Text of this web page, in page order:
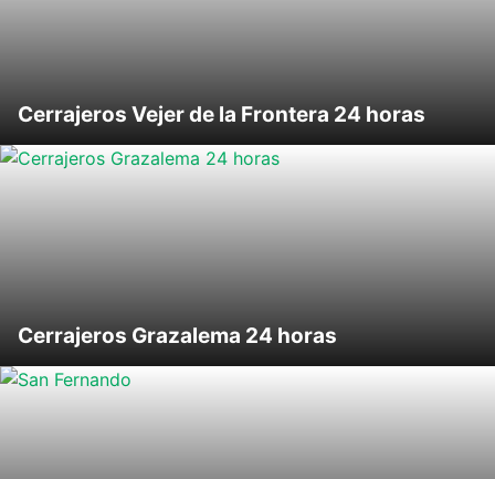
Cerrajeros Vejer de la Frontera 24 horas
Cerrajeros Grazalema 24 horas